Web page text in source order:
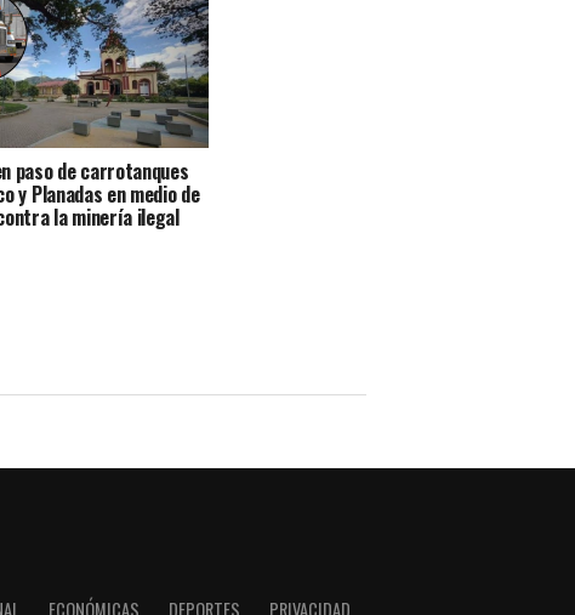
paso de carrotanques
y Planadas en medio de
la minería ilegal
ECONÓMICAS DEPORTES PRIVACIDAD